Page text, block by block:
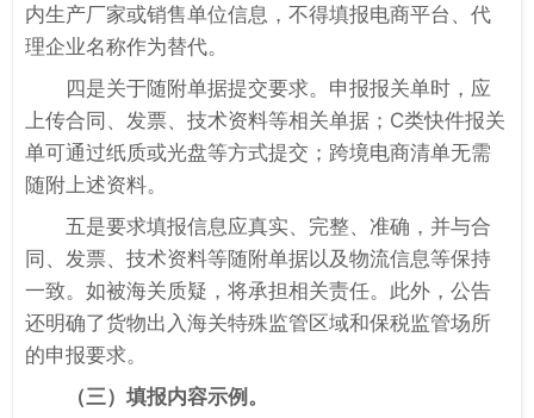
内生产厂家或销售单位信息，不得填报电商平台、代
理企业名称作为替代。
四是关于随附单据提交要求。申报报关单时，应
上传合同、发票、技术资料等相关单据；C类快件报关
单可通过纸质或光盘等方式提交；跨境电商清单无需
随附上述资料。
五是要求填报信息应真实、完整、准确，并与合
同、发票、技术资料等随附单据以及物流信息等保持
一致。如被海关质疑，将承担相关责任。此外，公告
还明确了货物出入海关特殊监管区域和保税监管场所
的申报要求。
（三）填报内容示例。